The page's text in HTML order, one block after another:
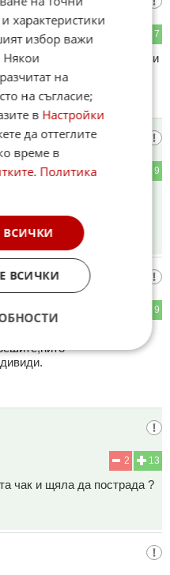
7
бизнесите срещу хубави
9
която не успя да влезе в
като просто икономист?
9
България надути
13
2
чак и щяла да пострада ?
характеристики
избор важи
Някои
на
на съгласие;
в Настройки
да оттеглите
време в
. Политика
ВСИЧКИ
ВСИЧКИ